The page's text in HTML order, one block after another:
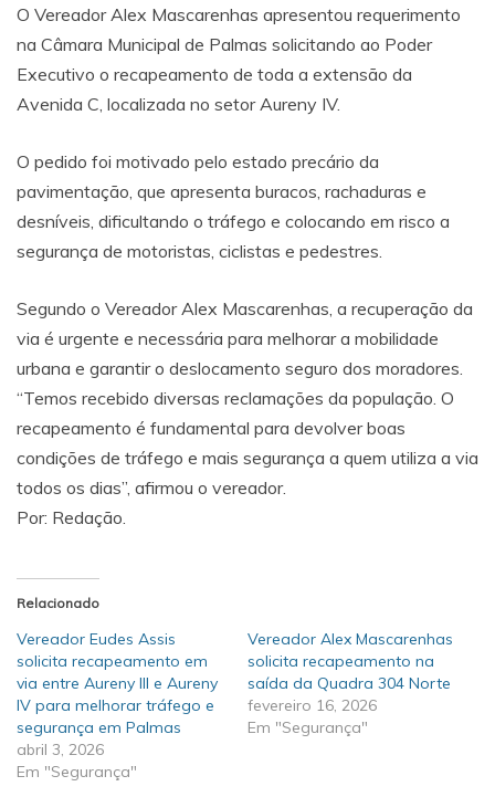
O Vereador Alex Mascarenhas apresentou requerimento
na Câmara Municipal de Palmas solicitando ao Poder
Executivo o recapeamento de toda a extensão da
Avenida C, localizada no setor Aureny IV.
O pedido foi motivado pelo estado precário da
pavimentação, que apresenta buracos, rachaduras e
desníveis, dificultando o tráfego e colocando em risco a
segurança de motoristas, ciclistas e pedestres.
Segundo o Vereador Alex Mascarenhas, a recuperação da
via é urgente e necessária para melhorar a mobilidade
urbana e garantir o deslocamento seguro dos moradores.
“Temos recebido diversas reclamações da população. O
recapeamento é fundamental para devolver boas
condições de tráfego e mais segurança a quem utiliza a via
todos os dias”, afirmou o vereador.
Por: Redação.
Relacionado
Vereador Eudes Assis
solicita recapeamento em
via entre Aureny III e Aureny
IV para melhorar tráfego e
segurança em Palmas
abril 3, 2026
Em "Segurança"
Vereador Alex Mascarenhas
solicita recapeamento na
saída da Quadra 304 Norte
fevereiro 16, 2026
Em "Segurança"